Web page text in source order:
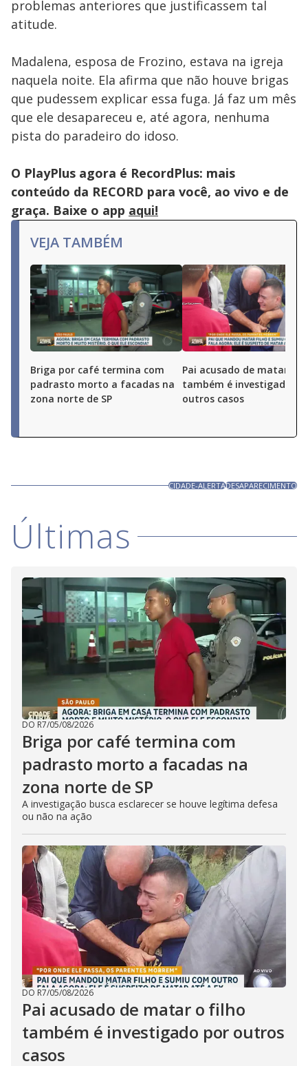
problemas anteriores que justificassem tal
atitude.
Madalena, esposa de Frozino, estava na igreja
naquela noite. Ela afirma que não houve brigas
que pudessem explicar essa fuga. Já faz um mês
que ele desapareceu e, até agora, nenhuma
pista do paradeiro do idoso.
O PlayPlus agora é RecordPlus: mais
conteúdo da RECORD para você, ao vivo e de
graça. Baixe o app aqui!
VEJA TAMBÉM
Briga por café termina com
padrasto morto a facadas na
zona norte de SP
Pai acusado de matar o
também é investigado
outros casos
CIDADE-ALERTADESAPARECIMENTO
Últimas
DO R7/05/08/2026
Briga por café termina com
padrasto morto a facadas na
zona norte de SP
A investigação busca esclarecer se houve legítima defesa
ou não na ação
DO R7/05/08/2026
Pai acusado de matar o filho
também é investigado por outros
casos